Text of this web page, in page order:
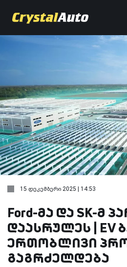
15 დეკემბერი 2025 | 14:53
Ford-მა და SK-მ
დაასრულეს | EV
ერთობლივი
გაგრძელდება